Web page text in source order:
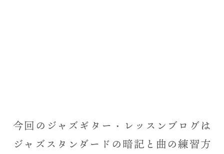
今回のジャズギター・レッスンブログは
ジャズスタンダードの暗記と曲の練習方